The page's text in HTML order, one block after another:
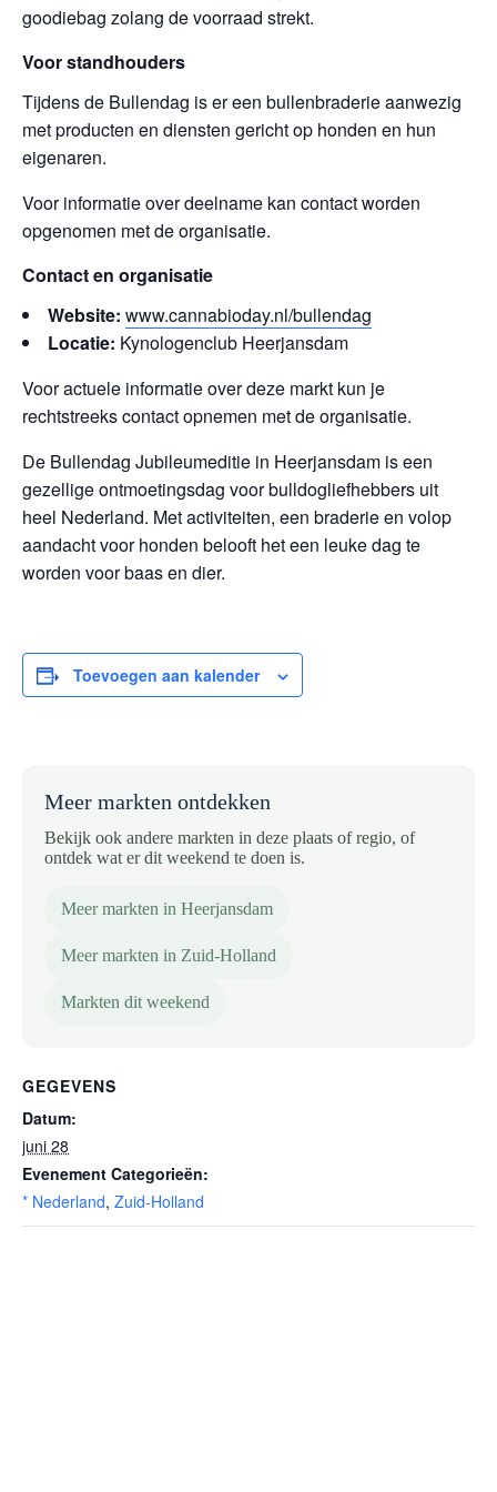
goodiebag zolang de voorraad strekt.
Voor standhouders
Tijdens de Bullendag is er een bullenbraderie aanwezig
met producten en diensten gericht op honden en hun
eigenaren.
Voor informatie over deelname kan contact worden
opgenomen met de organisatie.
Contact en organisatie
Website: www.cannabioday.nl/bullendag
Locatie: Kynologenclub Heerjansdam
Voor actuele informatie over deze markt kun je
rechtstreeks contact opnemen met de organisatie.
De Bullendag Jubileumeditie in Heerjansdam is een
gezellige ontmoetingsdag voor bulldogliefhebbers uit
heel Nederland. Met activiteiten, een braderie en volop
aandacht voor honden belooft het een leuke dag te
worden voor baas en dier.
Toevoegen aan kalender
Meer markten ontdekken
Bekijk ook andere markten in deze plaats of regio, of
ontdek wat er dit weekend te doen is.
Meer markten in Heerjansdam
Meer markten in Zuid-Holland
Markten dit weekend
GEGEVENS
Datum:
juni 28
Evenement Categorieën:
* Nederland, Zuid-Holland